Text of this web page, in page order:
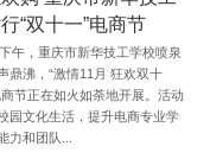
“双十一”电商节
午，重庆市新华技工学校喷泉
鼎沸，“激情11月 狂欢双十
节正在如火如荼地开展。活动
园文化生活，提升电商专业学
力和团队...